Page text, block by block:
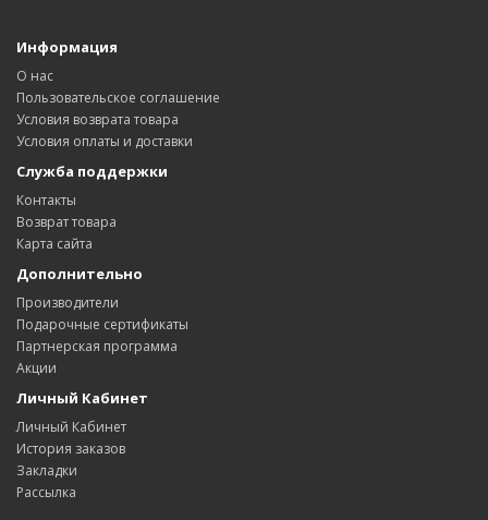
Информация
О нас
Пользовательское соглашение
Условия возврата товара
Условия оплаты и доставки
Служба поддержки
Контакты
Возврат товара
Карта сайта
Дополнительно
Производители
Подарочные сертификаты
Партнерская программа
Акции
Личный Кабинет
Личный Кабинет
История заказов
Закладки
Рассылка